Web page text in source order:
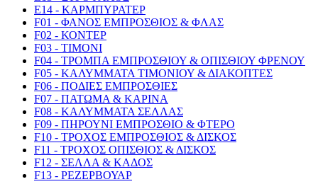
E14 - ΚΑΡΜΠΥΡΑΤΕΡ
F01 - ΦΑΝΟΣ ΕΜΠΡΟΣΘΙΟΣ & ΦΛΑΣ
F02 - ΚΟΝΤΕΡ
F03 - ΤΙΜΟΝΙ
F04 - ΤΡΟΜΠΑ ΕΜΠΡΟΣΘΙΟΥ & ΟΠΙΣΘΙΟΥ ΦΡΕΝΟΥ
F05 - ΚΑΛΥΜΜΑΤΑ ΤΙΜΟΝΙΟΥ & ΔΙΑΚΟΠΤΕΣ
F06 - ΠΟΔΙΕΣ ΕΜΠΡΟΣΘΙΕΣ
F07 - ΠΑΤΩΜΑ & ΚΑΡΙΝΑ
F08 - ΚΑΛΥΜΜΑΤΑ ΣΕΛΛΑΣ
F09 - ΠΗΡΟΥΝΙ ΕΜΠΡΟΣΘΙΟ & ΦΤΕΡΟ
F10 - ΤΡΟΧΟΣ ΕΜΠΡΟΣΘΙΟΣ & ΔΙΣΚΟΣ
F11 - ΤΡΟΧΟΣ ΟΠΙΣΘΙΟΣ & ΔΙΣΚΟΣ
F12 - ΣΕΛΛΑ & ΚΑΔΟΣ
F13 - ΡΕΖΕΡΒΟΥΑΡ